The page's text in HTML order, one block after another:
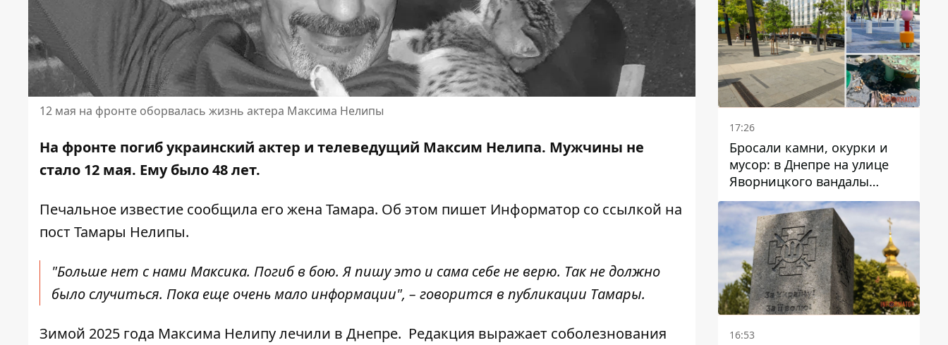
12 мая на фронте оборвалась жизнь актера Максима Нелипы
На фронте погиб украинский актер и телеведущий Максим Нелипа. Мужчины не
стало 12 мая. Ему было 48 лет.
Печальное известие сообщила его жена Тамара. Об этом пишет Информатор со ссылкой на
пост Тамары Нелипы.
"Больше нет с нами Максика. Погиб в бою. Я пишу это и сама себе не верю. Так не должно
было случиться. Пока еще очень мало информации", – говорится в публикации Тамары.
Зимой 2025 года Максима Нелипу лечили в Днепре. Редакция выражает соболезнования
17:26
Бросали камни, окурки и
мусор: в Днепре на улице
Яворницкого вандалы
повредили питьевые
фонтаны
16:53